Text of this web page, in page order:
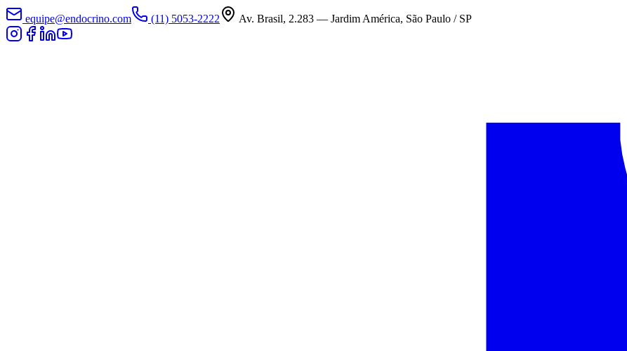
equipe@endocrino.com (11) 5053-2222 Av. Brasil, 2.283 — Jardim América, São Paulo / SP